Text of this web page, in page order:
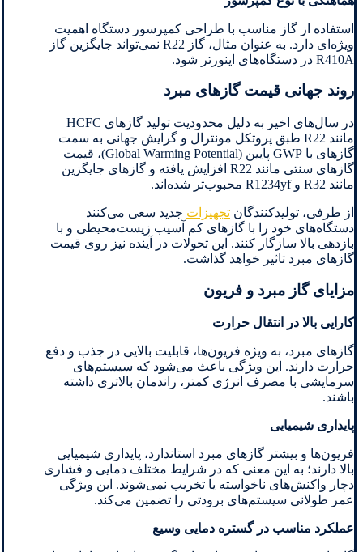
استفاده از گاز مناسب با طراحی کمپرسور دستگاه اهمیت
ویژه‌ای دارد. به عنوان مثال، گاز R22 نمی‌تواند جایگزین گاز
R410A در دستگاه‌های اینورتر شود.
روند جهانی قیمت گازهای مبرد
در سال‌های اخیر به دلیل محدودیت تولید گازهای HCFC
مانند R22 طبق پروتکل مونترال و گرایش جهانی به سمت
گازهای با GWP پایین (Global Warming Potential)، قیمت
گازهای سنتی مانند R22 افزایش یافته و گازهای جایگزین
مانند R32 و R1234yf محبوب‌تر شده‌اند.
از طرفی، تولیدکنندگان تجهیزات جدید سعی می‌کنند
دستگاه‌های خود را با گازهای کم آسیب زیست‌محیطی و با
بازدهی بالا سازگار کنند. این تحولات در آینده نیز روی قیمت
گازهای مبرد تاثیر خواهد گذاشت.
مزایای گاز مبرد و فریون
کارایی بالا در انتقال حرارت
گازهای مبرد، به ویژه فریون‌ها، قابلیت بالایی در جذب و دفع
حرارت دارند. این ویژگی باعث می‌شود که سیستم‌های
سرمایشی با مصرف انرژی کمتر، راندمان بالاتری داشته
باشند.
پایداری شیمیایی
فریون‌ها و بیشتر گازهای مبرد استاندارد، پایداری شیمیایی
بالا دارند؛ به این معنی که در شرایط مختلف دمایی و فشاری
دچار واکنش‌های ناخواسته یا تخریب نمی‌شوند. این ویژگی
عمر طولانی سیستم‌های برودتی را تضمین می‌کند.
عملکرد مناسب در گستره دمایی وسیع